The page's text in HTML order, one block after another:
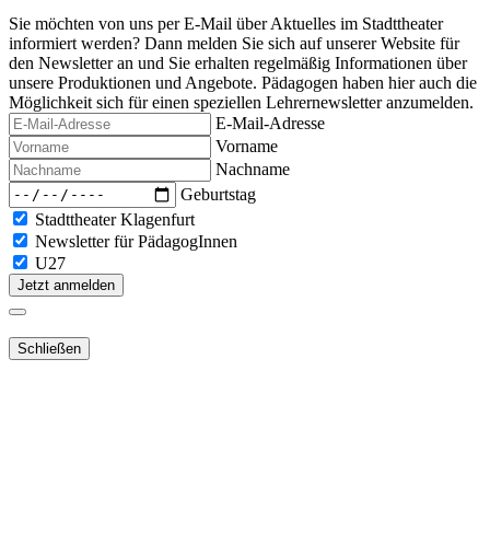
Sie möchten von uns per E-Mail über Aktuelles im Stadttheater
informiert werden? Dann melden Sie sich auf unserer Website für
den Newsletter an und Sie erhalten regelmäßig Informationen über
unsere Produktionen und Angebote. Pädagogen haben hier auch die
Möglichkeit sich für einen speziellen Lehrernewsletter anzumelden.
E-Mail-Adresse
Vorname
Nachname
Geburtstag
Stadttheater Klagenfurt
Newsletter für PädagogInnen
U27
Jetzt anmelden
Schließen